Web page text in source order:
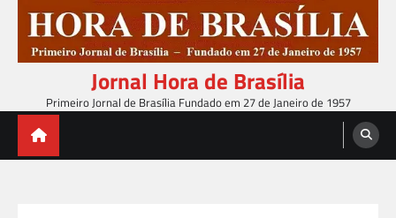
content
Jornal Hora de Brasília
Primeiro Jornal de Brasília Fundado em 27 de Janeiro de 1957